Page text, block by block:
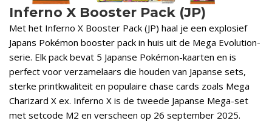
Inferno X Booster Pack (JP)
Met het Inferno X Booster Pack (JP) haal je een explosief
Japans Pokémon booster pack in huis uit de Mega Evolution-
serie. Elk pack bevat 5 Japanse Pokémon-kaarten en is
perfect voor verzamelaars die houden van Japanse sets,
sterke printkwaliteit en populaire chase cards zoals Mega
Charizard X ex. Inferno X is de tweede Japanse Mega-set
met setcode M2 en verscheen op 26 september 2025.